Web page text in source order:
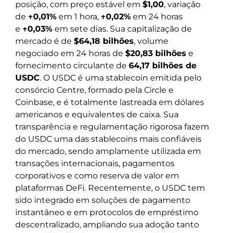
posição, com preço estável em $1,00, variação
de ↑0,01% em 1 hora, ↑0,02% em 24 horas
e ↑0,03% em sete dias. Sua capitalização de
mercado é de $64,18 bilhões, volume
negociado em 24 horas de $20,83 bilhões e
fornecimento circulante de 64,17 bilhões de
USDC. O USDC é uma stablecoin emitida pelo
consórcio Centre, formado pela Circle e
Coinbase, e é totalmente lastreada em dólares
americanos e equivalentes de caixa. Sua
transparência e regulamentação rigorosa fazem
do USDC uma das stablecoins mais confiáveis
do mercado, sendo amplamente utilizada em
transações internacionais, pagamentos
corporativos e como reserva de valor em
plataformas DeFi. Recentemente, o USDC tem
sido integrado em soluções de pagamento
instantâneo e em protocolos de empréstimo
descentralizado, ampliando sua adoção tanto